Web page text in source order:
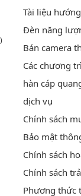
Tài liệu
Đèn năng
Bán camera
Các chương
hàn cáp
dịch vụ
Chính sách
Bảo mật
Chính sách
Chính sách
Phương thức